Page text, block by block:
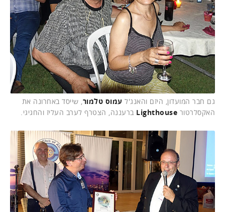
גם חבר המועדון, היזם והאנג'ל עמוס טלמור, שייסד באחרונה את
האקסלרטור Lighthouse ברעננה, הצטרף לערב העליז והחגיגי.